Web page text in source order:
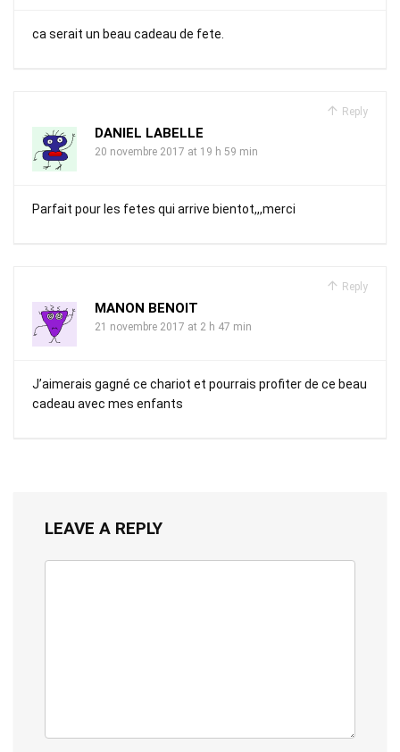
ca serait un beau cadeau de fete.
Reply
DANIEL LABELLE
20 novembre 2017 at 19 h 59 min
Parfait pour les fetes qui arrive bientot,,,merci
Reply
MANON BENOIT
21 novembre 2017 at 2 h 47 min
J’aimerais gagné ce chariot et pourrais profiter de ce beau
cadeau avec mes enfants
LEAVE A REPLY